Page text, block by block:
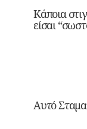
Κάποια
είσαι
Αυτό